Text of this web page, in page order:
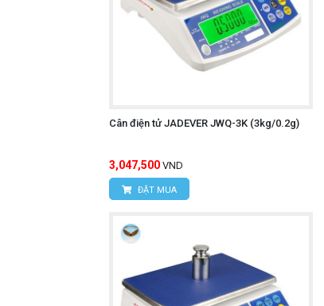
Cân điện tử JADEVER JWQ-3K (3kg/0.2g)
3,047,500 VND
ĐẶT MUA